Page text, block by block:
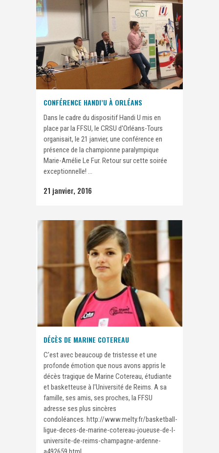
CONFÉRENCE HANDI’U À ORLÉANS
Dans le cadre du dispositif Handi U mis en
place par la FFSU, le CRSU d'Orléans-Tours
organisait, le 21 janvier, une conférence en
présence de la championne paralympique
Marie-Amélie Le Fur. Retour sur cette soirée
exceptionnelle! ...
21 janvier, 2016
DÉCÈS DE MARINE COTEREAU
C'est avec beaucoup de tristesse et une
profonde émotion que nous avons appris le
décès tragique de Marine Cotereau, étudiante
et basketteuse à l'Université de Reims. A sa
famille, ses amis, ses proches, la FFSU
adresse ses plus sincères
condoléances. http://www.melty.fr/basketball-
ligue-deces-de-marine-cotereau-joueuse-de-l-
universite-de-reims-champagne-ardenne-